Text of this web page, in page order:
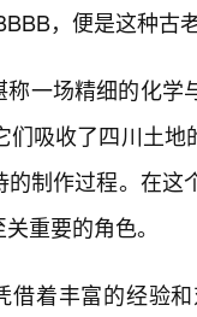
，便是这种古
称一场精细的化
们吸收了四川土
制作过程。在
重要的角色。
借着丰富的经验